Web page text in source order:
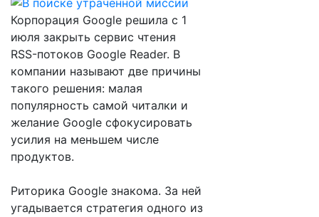
Корпорация Google решила с 1
июля закрыть сервис чтения
RSS-потоков Google Reader. В
компании называют две причины
такого решения: малая
популярность самой читалки и
желание Google сфокусировать
усилия на меньшем числе
продуктов.
Риторика Google знакома. За ней
угадывается стратегия одного из